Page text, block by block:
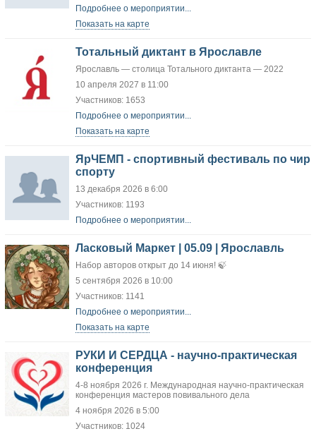
Подробнее о мероприятии...
Показать на карте
Тотальный диктант в Ярославле
Ярославль — столица Тотального диктанта — 2022
10 апреля 2027 в 11:00
Участников: 1653
Подробнее о мероприятии...
Показать на карте
ЯрЧЕМП - спортивный фестиваль по чир
спорту
13 декабря 2026 в 6:00
Участников: 1193
Подробнее о мероприятии...
Ласковый Маркет | 05.09 | Ярославль
Набор авторов открыт до 14 июня! 🍃
5 сентября 2026 в 10:00
Участников: 1141
Подробнее о мероприятии...
Показать на карте
РУКИ И СЕРДЦА - научно-практическая
конференция
4-8 ноября 2026 г. Международная научно-практическая
конференция мастеров повивального дела
4 ноября 2026 в 5:00
Участников: 1024